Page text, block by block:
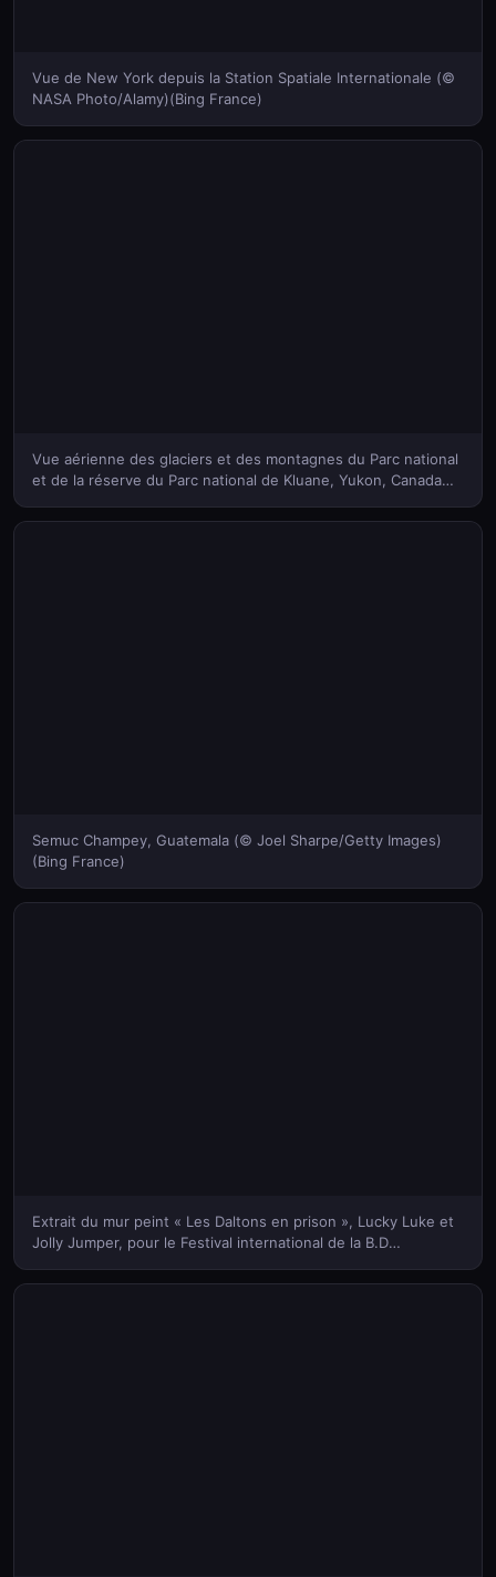
Vue de New York depuis la Station Spatiale Internationale (©
NASA Photo/Alamy)(Bing France)
Vue aérienne des glaciers et des montagnes du Parc national
et de la réserve du Parc national de Kluane, Yukon, Canada
Semuc Champey, Guatemala (© Joel Sharpe/Getty Images)
(Bing France)
Extrait du mur peint « Les Daltons en prison », Lucky Luke et
Jolly Jumper, pour le Festival international de la B.D
(Bing France)